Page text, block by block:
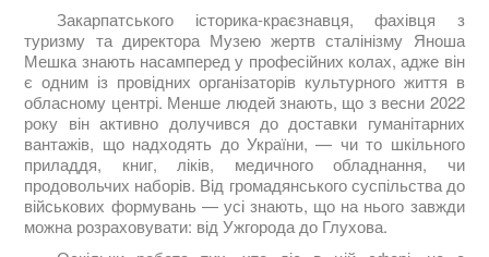
Закарпатського історика-краєзнавця, фахівця з
туризму та директора Музею жертв сталінізму Яноша
Мешка знають насамперед у професійних колах, адже він
є одним із провідних організаторів культурного життя в
обласному центрі. Менше людей знають, що з весни 2022
року він активно долучився до доставки гуманітарних
вантажів, що надходять до України, — чи то шкільного
приладдя, книг, ліків, медичного обладнання, чи
продовольчих наборів. Від громадянського суспільства до
військових формувань — усі знають, що на нього завжди
можна розраховувати: від Ужгорода до Глухова.